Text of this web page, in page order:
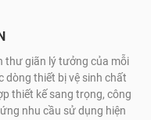
thư giãn lý tưởng của mỗi
dòng thiết bị vệ sinh chất
thiết kế sang trọng, công
nhu cầu sử dụng hiện